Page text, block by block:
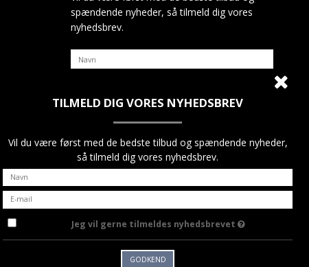
spændende nyheder, så tilmeld dig vores
nyhedsbrev.
Jeg vil gerne tilmeldes nyhedsbrevet
GODKEND
TILMELD DIG VORES NYHEDSBREV
Vil du være først med de bedste tilbud og spændende nyheder,
så tilmeld dig vores nyhedsbrev.
Jeg vil gerne tilmeldes nyhedsbrevet
GODKEND